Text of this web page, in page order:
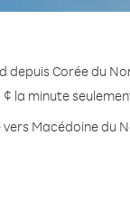
depuis Corée du
la minute
Macédoine du